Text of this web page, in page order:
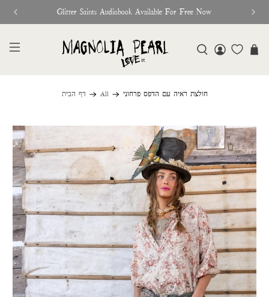
Glitter Saints Audiobook Available For Free Now
דף הבית All חולצת ראיה עם הדפס פרחוני